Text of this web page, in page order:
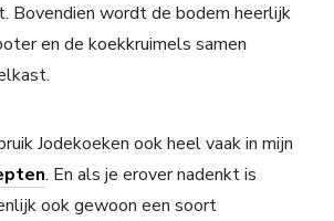
Bovendien wordt de bodem heerlijk
en de koekkruimels samen
Jodekoeken ook heel vaak in mijn
. En als je erover nadenkt is
ook gewoon een soort